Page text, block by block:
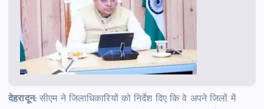
देहरादून:सीएम ने जिलाधिकारियों को निर्देश दिए कि वे अपने जिलों में